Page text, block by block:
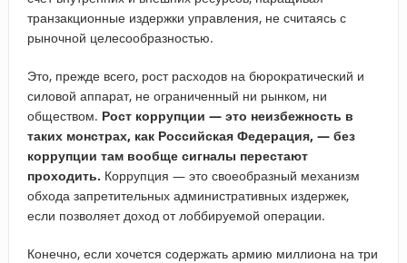
транзакционные издержки управления, не считаясь с
рыночной целесообразностью.
Это, прежде всего, рост расходов на бюрократический и
силовой аппарат, не ограниченный ни рынком, ни
обществом. Рост коррупции — это неизбежность в
таких монстрах, как Российская Федерация, — без
коррупции там вообще сигналы перестают
проходить. Коррупция — это своеобразный механизм
обхода запретительных административных издержек,
если позволяет доход от лоббируемой операции.
Конечно, если хочется содержать армию миллиона на три